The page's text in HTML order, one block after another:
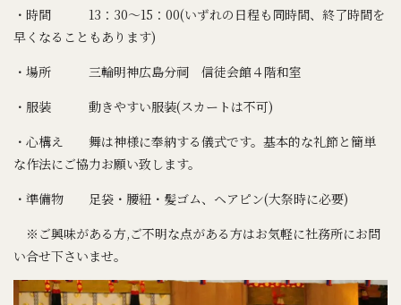
・時間 13：30～15：00(いずれの日程も同時間、終了時間を
早くなることもあります)
・場所 三輪明神広島分祠 信徒会館４階和室
・服装 動きやすい服装(スカートは不可)
・心構え 舞は神様に奉納する儀式です。基本的な礼節と簡単
な作法にご協力お願い致します。
・準備物 足袋・腰紐・髪ゴム、ヘアピン(大祭時に必要)
※ご興味がある方,ご不明な点がある方はお気軽に社務所にお問
い合せ下さいませ。